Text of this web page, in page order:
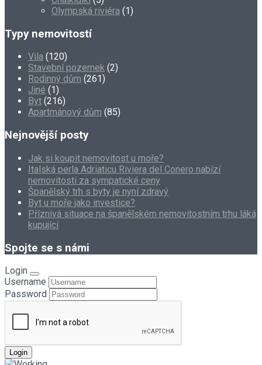
Olympská riviéra (1)
Typy nemovitostí
Vila (120)
Stavební pozemek (2)
Rodinný dům (261)
Jiné (1)
Byt (216)
Apartmánový dům (85)
Nejnovější posty
Jak si koupit nemovitost u moře?
Italská perla Adriaticu Riviera del Conero nabízí
nemovitosti za sympatické ceny
Španělský trh s byty je nyní zdravý
Byt u moře jako investice?
Příznivá situace na španělském nemovitostním trhu láká
kupující
Spojte se s námi
Login
Username
Password